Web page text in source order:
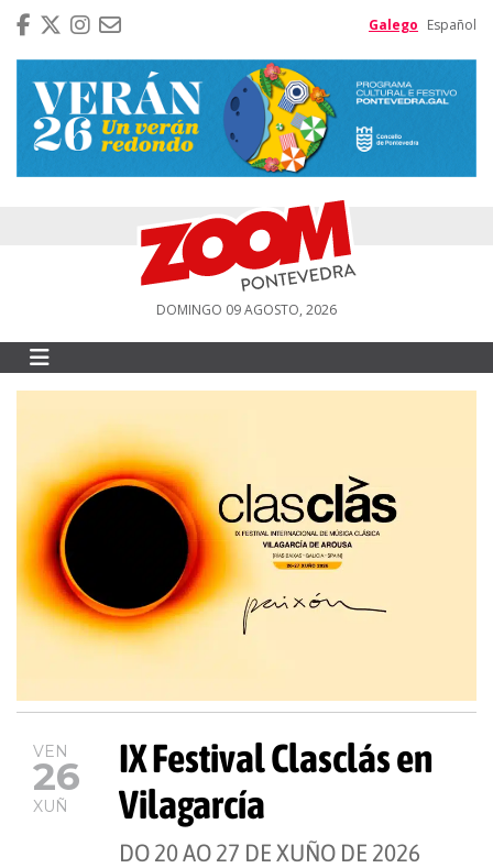
Galego Español
DOMINGO 09 AGOSTO, 2026
VEN
26
XUÑ
IX Festival Clasclás en
Vilagarcía
DO 20 AO 27 DE XUÑO DE 2026